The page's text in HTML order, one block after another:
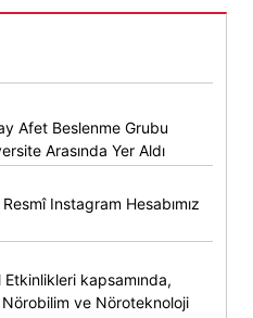
Afet Beslenme Grubu
Arasında Yer Aldı
Instagram Hesabımız
kapsamında,
Nörobilim ve Nöroteknoloji